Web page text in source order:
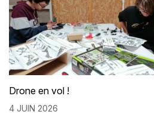
Drone en vol !
4 JUIN 2026